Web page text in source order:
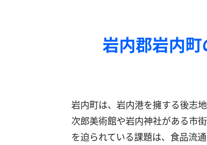
岩内郡岩内
岩内町は、岩内港を擁する後志
次郎美術館や岩内神社がある市
を迫られている課題は、食品流